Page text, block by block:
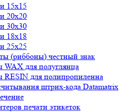
15х15
20х20
30х30
18х18
25х25
(риббоны) честный знак
WAX для полуглянца
RESIN для полипропиленна
штрих-кода Datamatrix
печати этикеток